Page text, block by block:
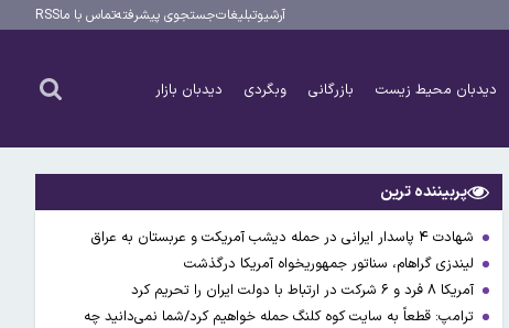
آرشیوتبلیغاتجستجوی پیشرفتهتماس با ماRSS
دیدبان محیط زیست بازرگانی وبگردی دیدبان بازار
پربیننده ترین
شهادت ۴ پاسدار ایرانی در حمله دیشب آمریکت و عربستان به عراق
لیندزی گراهام، سناتور جمهوریخواه آمریکا درگذشت
آمریکا ۸ فرد و ۶ شرکت در ارتباط با دولت ایران را تحریم کرد
ترامپ: قطعاً به سایت کوه کلنگ حمله خواهیم کرد/شما نمی‌دانید چه